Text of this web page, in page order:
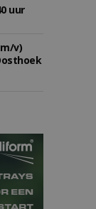
uur
v)